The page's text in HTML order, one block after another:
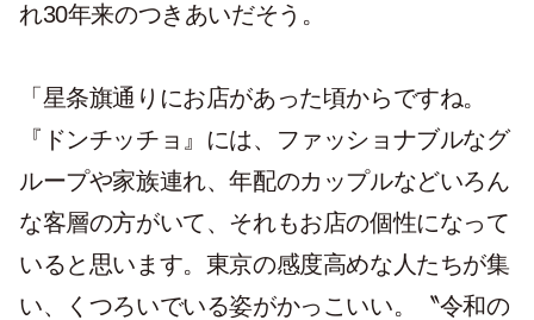
れ30年来のつきあいだそう。
「星条旗通りにお店があった頃からですね。
『ドンチッチョ』には、ファッショナブルなグ
ループや家族連れ、年配のカップルなどいろん
な客層の方がいて、それもお店の個性になって
いると思います。東京の感度高めな人たちが集
い、くつろいでいる姿がかっこいい。〝令和の